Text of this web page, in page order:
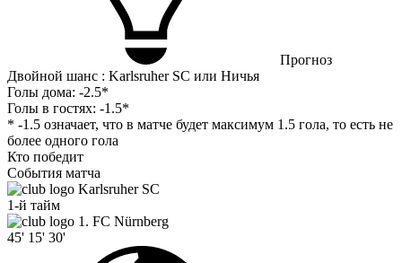
Прогноз
Двойной шанс : Karlsruher SC или Ничья
Голы дома: -2.5*
Голы в гостях: -1.5*
* -1.5 означает, что в матче будет максимум 1.5 гола, то есть не
более одного гола
Кто победит
События матча
Karlsruher SC
1-й тайм
1. FC Nürnberg
45' 15' 30'